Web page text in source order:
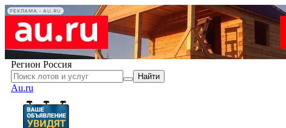
РЕКЛАМА • AU.RU
Регион Россия
Найти
Au.ru